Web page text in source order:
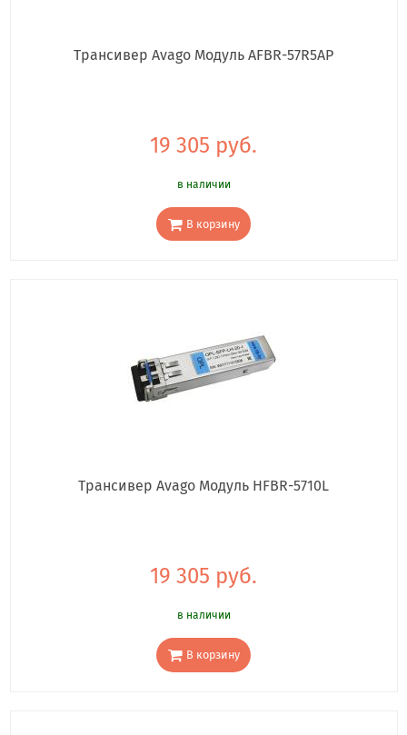
Трансивер Avago Модуль AFBR-57R5AP
19 305 руб.
в наличии
В корзину
Трансивер Avago Модуль HFBR-5710L
19 305 руб.
в наличии
В корзину